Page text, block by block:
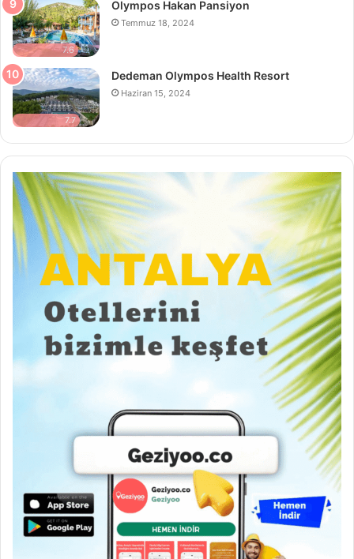
7.6
Olympos Hakan Pansiyon
Temmuz 18, 2024
7.7
Dedeman Olympos Health Resort
Haziran 15, 2024